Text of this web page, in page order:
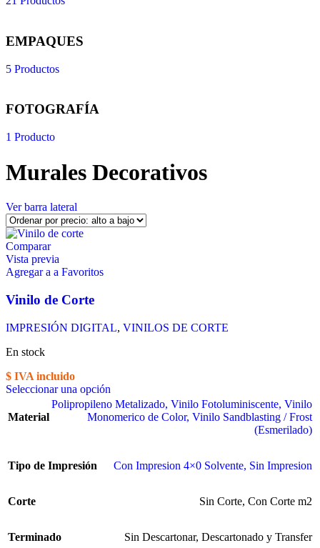
EMPAQUES
5 Productos
FOTOGRAFÍA
1 Producto
Murales Decorativos
Ver barra lateral
Comparar
Vista previa
Agregar a a Favoritos
Vinilo de Corte
IMPRESIÓN DIGITAL, VINILOS DE CORTE
En stock
$ IVA incluido
Seleccionar una opción
Material
Polipropileno Metalizado, Vinilo Fotoluminiscente, Vinilo
Monomerico de Color, Vinilo Sandblasting / Frost
(Esmerilado)
Tipo de Impresión Con Impresion 4×0 Solvente, Sin Impresion
Corte Sin Corte, Con Corte m2
Terminado Sin Descartonar, Descartonado y Transfer